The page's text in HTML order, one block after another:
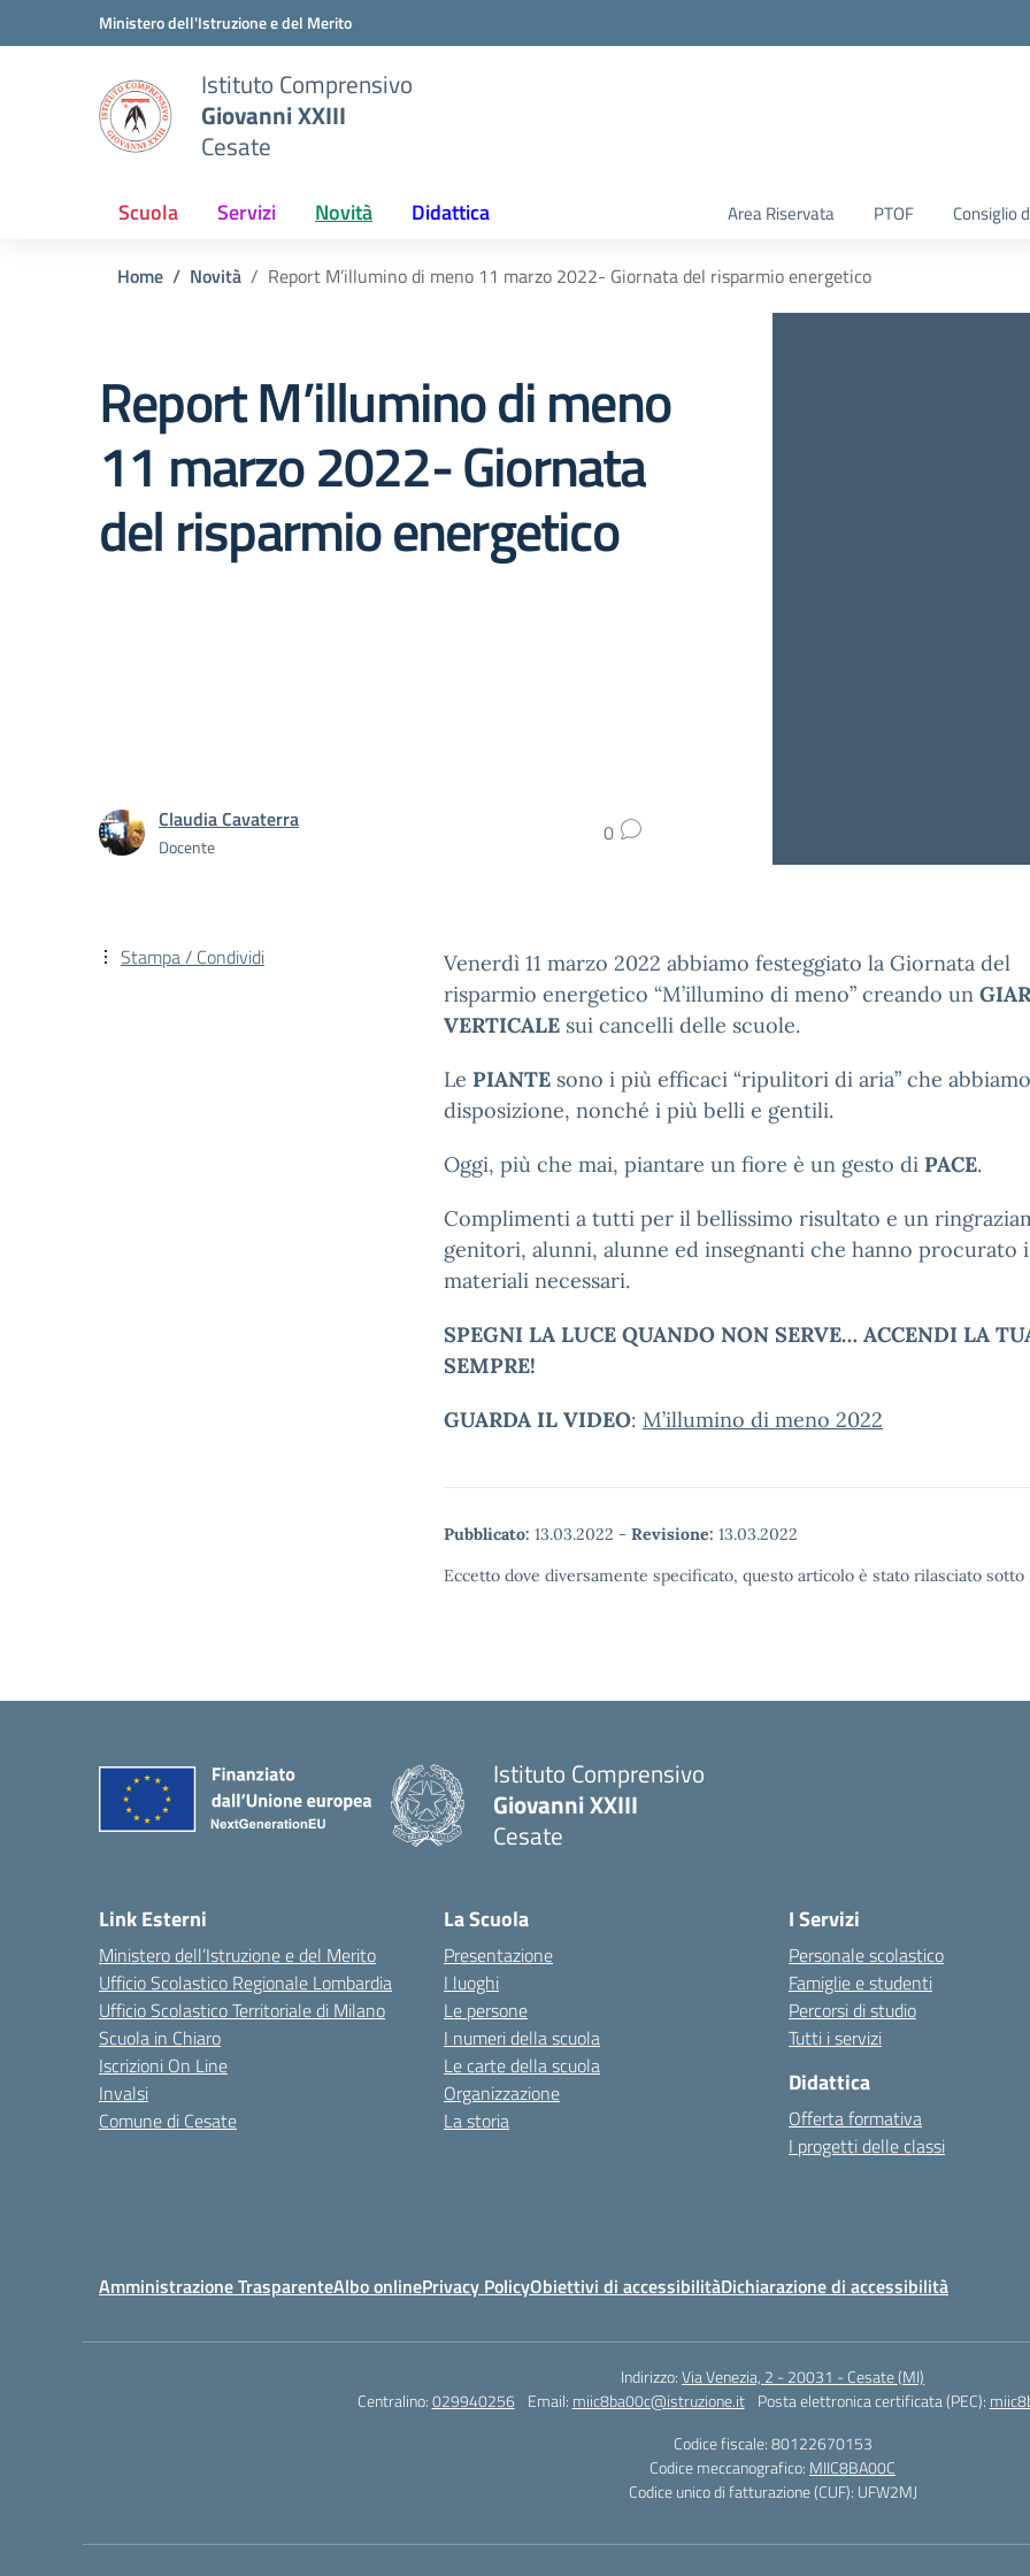
Vai ai contenuti
Vai al menu di navigazioneMinistero dell'Istruzione e del Merito
Istituto Comprensivo
Giovanni XXIII
Cesate
Scuola Servizi Novità Didattica Area Riservata PTOF Consiglio
Home Novità Report M’illumino di meno 11 marzo 2022- Giornata del risparmio energetico
Report M’illumino di meno
11 marzo 2022- Giornata
del risparmio energetico
Claudia Cavaterra
Docente 0
Venerdì 11 marzo 2022 abbiamo festeggiato la Giornata del
risparmio energetico “M’illumino di meno” creando un
VERTICALE sui cancelli delle scuole.
Le PIANTE sono i più efficaci “ripulitori di aria” che
disposizione, nonché i più belli e gentili.
Oggi, più che mai, piantare un fiore è un gesto di PACE.
Complimenti a tutti per il bellissimo risultato e un
genitori, alunni, alunne ed insegnanti che hanno procurato i
materiali necessari.
SPEGNI LA LUCE QUANDO NON SERVE… ACCENDI LA
SEMPRE!
GUARDA IL VIDEO: M’illumino di meno 2022
Pubblicato: 13.03.2022 - Revisione: 13.03.2022
Eccetto dove diversamente specificato, questo articolo è stato rilasciato
Stampa / Condividi
Istituto Comprensivo
Giovanni XXIII
Cesate
Link Esterni
Ministero dell’Istruzione e del Merito
Ufficio Scolastico Regionale Lombardia
Ufficio Scolastico Territoriale di Milano
Scuola in Chiaro
Iscrizioni On Line
Invalsi
Comune di Cesate
La Scuola
Presentazione
I luoghi
Le persone
I numeri della scuola
Le carte della scuola
Organizzazione
La storia
I Servizi
Personale scolastico
Famiglie e studenti
Percorsi di studio
Tutti i servizi
Didattica
Offerta formativa
I progetti delle classi
Amministrazione TrasparenteAlbo onlinePrivacy PolicyObiettivi di accessibilitàDichiarazione di accessibilità
Indirizzo:Via Venezia, 2 - 20031 - Cesate (MI)
Centralino:029940256 Email: miic8ba00c@istruzione.it Posta elettronica certificata (PEC):
Codice fiscale: 80122670153
Codice meccanografico: MIIC8BA00C
Codice unico di fatturazione (CUF): UFW2MJ